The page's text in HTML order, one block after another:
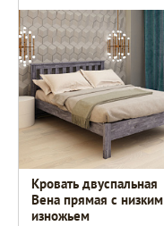
Кровать двуспальная
Вена прямая с низким
изножьем